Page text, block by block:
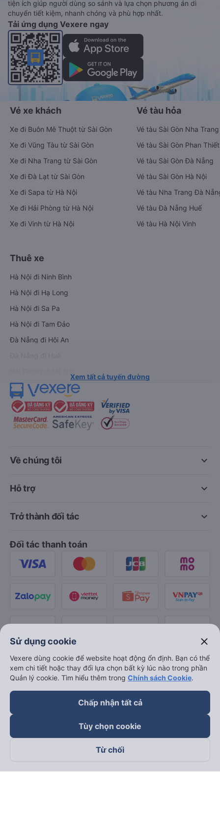
tiện ích giúp người dùng so sánh và lựa chọn phương án di
chuyển tiết kiệm, nhanh chóng và phù hợp nhất.
Tải ứng dụng Vexere ngay
Vé xe khách
Xe đi Buôn Mê Thuột từ Sài Gòn
Xe đi Vũng Tàu từ Sài Gòn
Xe đi Nha Trang từ Sài Gòn
Xe đi Đà Lạt từ Sài Gòn
Xe đi Sapa từ Hà Nội
Xe đi Hải Phòng từ Hà Nội
Xe đi Vinh từ Hà Nội
Vé tàu hỏa
Vé tàu Sài Gòn Nha Trang
Vé tàu Sài Gòn Phan Thiết
Vé tàu Sài Gòn Đà Nẵng
Vé tàu Sài Gòn Hà Nội
Vé tàu Nha Trang Đà
Vé tàu Đà Nẵng Huế
Vé tàu Hà Nội Vinh
Thuê xe
Hà Nội đi Ninh Bình
Hà Nội đi Hạ Long
Hà Nội đi Sa Pa
Hà Nội đi Tam Đảo
Đà Nẵng đi Hội An
Xem tất cả tuyến đường
keyboard_arrow_down
Về chúng tôi
keyboard_arrow_down
Hỗ trợ
keyboard_arrow_down
Trở thành đối tác
Đối tác thanh toán
Theo dõi chúng tôi trên
Sử dụng cookie close
Vexere dùng cookie để website hoạt động ổn định. Bạn có thể
xem chi tiết hoặc thay đổi lựa chọn bất kỳ lúc nào trong phần
Quản lý cookie. Tìm hiểu thêm trong Chính sách Cookie.
Chấp nhận tất cả
Tùy chọn cookie
Từ chối